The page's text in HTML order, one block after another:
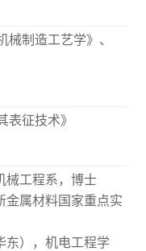
械制造工艺学》、
表征技术》
械工程系，博士
金属材料国家重点实
东），机电工程学